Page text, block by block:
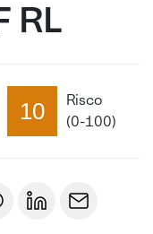
RL
10
Risco
(0-100)